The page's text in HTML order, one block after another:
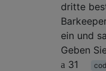
dritte
ein und
Geben
31